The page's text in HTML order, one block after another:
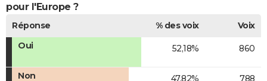
pour l'Europe ?
Réponse % des voix
Voix
Oui
52,18% 860
Non